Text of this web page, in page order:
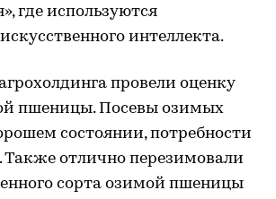
где используются
интеллекта.
провели оценку
пшеницы. Посевы озимых
состоянии, потребности
Также отлично перезимовали
сорта озимой пшеницы